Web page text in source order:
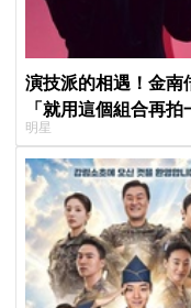
演技派的相遇！金南
「就用這個組合再拍
明星